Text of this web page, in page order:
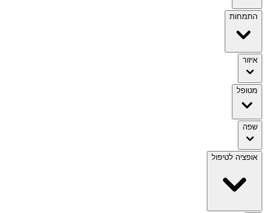
התמחות
איזור
מטופל
שפה
אופציה לטיפול